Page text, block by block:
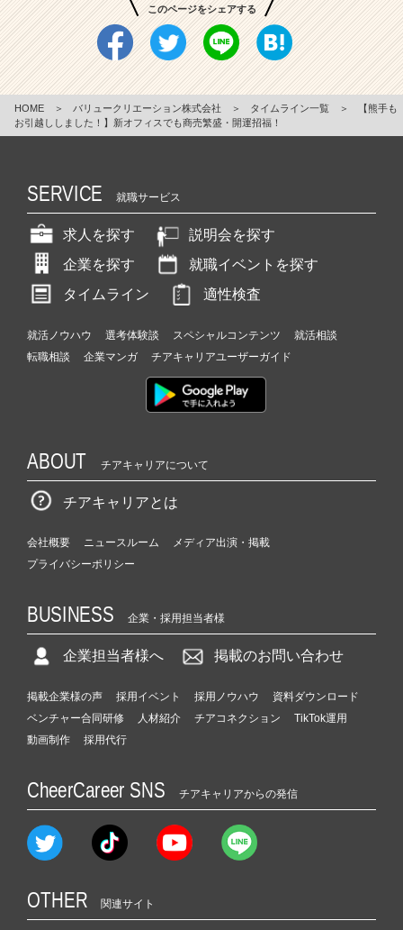
このページをシェアする
HOME ＞ バリュークリエーション株式会社 ＞ タイムライン一覧 ＞
【熊手も
お引越ししました！】新オフィスでも商売繁盛・開運招福！
SERVICE 就職サービス
求人を探す
説明会を探す
企業を探す
就職イベントを探す
タイムライン
適性検査
就活ノウハウ 選考体験談 スペシャルコンテンツ
就活相談
転職相談
企業マンガ チアキャリアユーザーガイド
ABOUT チアキャリアについて
チアキャリアとは
会社概要 ニュースルーム
メディア出演・掲載
プライバシーポリシー
BUSINESS 企業・採用担当者様
企業担当者様へ 掲載のお問い合わせ
掲載企業様の声 採用イベント 採用ノウハウ
資料ダウンロード
ベンチャー合同研修
人材紹介 チアコネクション
TikTok運用
動画制作
採用代行
CheerCareer SNS チアキャリアからの発信
OTHER 関連サイト